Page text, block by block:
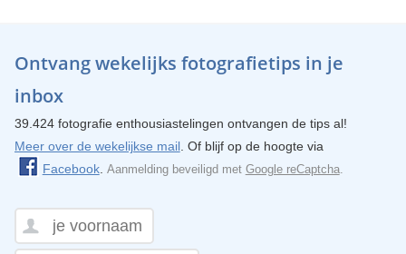
Ontvang wekelijks fotografietips in je
inbox
39.424 fotografie enthousiastelingen ontvangen de tips al!
Meer over de wekelijkse mail. Of blijf op de hoogte via
Facebook. Aanmelding beveiligd met Google reCaptcha.